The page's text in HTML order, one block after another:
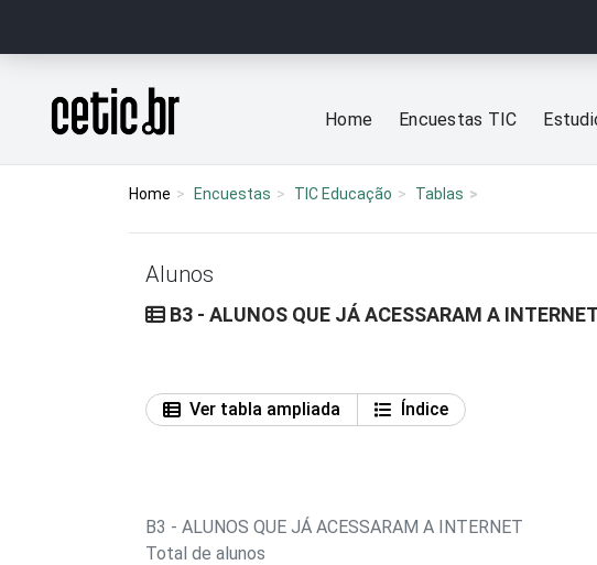
Página inicial
Home Encuestas TIC
Home Encuestas TIC Educação Tablas
Alunos
B3 - ALUNOS QUE JÁ ACESSARAM A INTERNET
Ver tabla ampliada
Índice
B3 - ALUNOS QUE JÁ ACESSARAM A INTERNET
Total de alunos